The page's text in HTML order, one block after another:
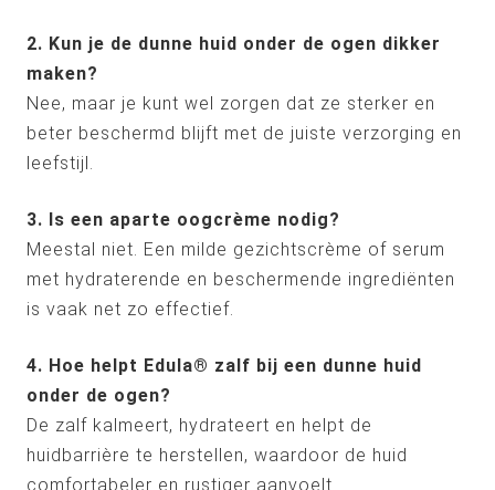
2. Kun je de dunne huid onder de ogen dikker
maken?
Nee, maar je kunt wel zorgen dat ze sterker en
beter beschermd blijft met de juiste verzorging en
leefstijl.
3. Is een aparte oogcrème nodig?
Meestal niet. Een milde gezichtscrème of serum
met hydraterende en beschermende ingrediënten
is vaak net zo effectief.
4. Hoe helpt Edula® zalf bij een dunne huid
onder de ogen?
De zalf kalmeert, hydrateert en helpt de
huidbarrière te herstellen, waardoor de huid
comfortabeler en rustiger aanvoelt.